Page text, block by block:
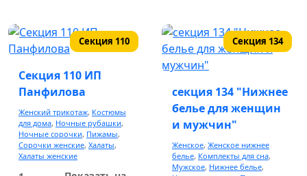
Секция 110
Секция 110 ИП
Панфилова
Женский трикотаж, Костюмы
для дома, Ночные рубашки,
Ночные сорочки, Пижамы,
Сорочки женские, Халаты,
Халаты женские
Секция 134
секция 134 "Нижнее
белье для женщин
и мужчин"
Женское, Женское нижнее
белье, Комплекты для сна,
Мужское, Нижнее белье,